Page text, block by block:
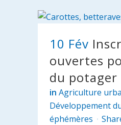
10 Fév
ouvertes
du
in Agriculture
Développement
éphémères